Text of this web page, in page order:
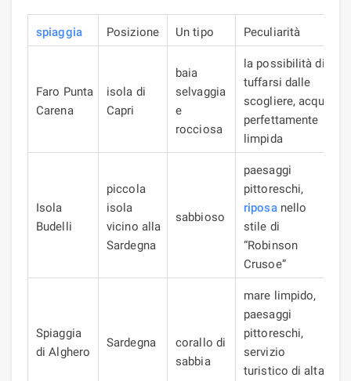
spiaggia Posizione Un tipo Peculiarità
Faro Punta
Carena
isola di
Capri
baia
selvaggia
e
rocciosa
la possibilità di
tuffarsi dalle
scogliere, acqua
perfettamente
limpida
Isola
Budelli
piccola
isola
vicino alla
Sardegna
sabbioso
paesaggi
pittoreschi,
riposanello
stile di
“Robinson
Crusoe”
Spiaggia
di Alghero
Sardegna corallo di
sabbia
mare limpido,
paesaggi
pittoreschi,
servizio
turistico di alta